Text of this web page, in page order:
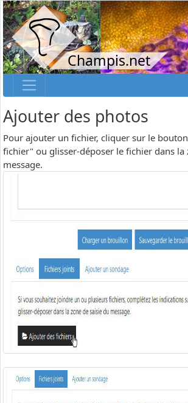
Champis.net
Ajouter des photos
Pour ajouter un fichier, cliquer sur le
fichier" ou glisser-déposer le fichier dans la
message.